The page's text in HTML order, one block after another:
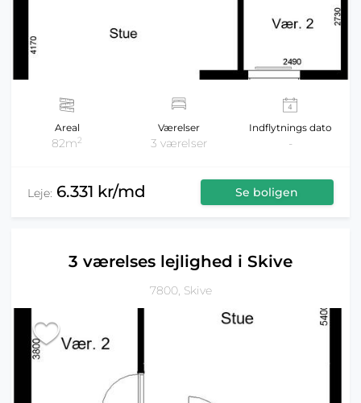
Areal
82m2
Værelser
3 værelser
Indflytnings dato
-
Leje: 6.331 kr/md Se boligen
3 værelses lejlighed i Skive
7800, Skive